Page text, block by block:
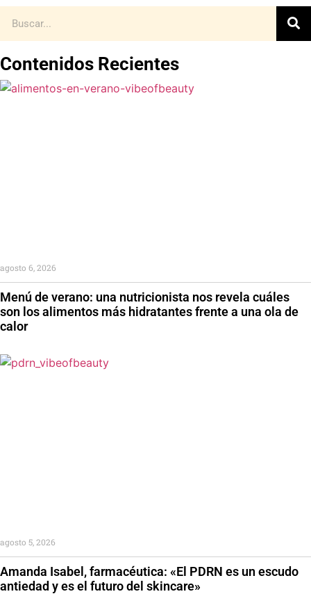
Contenidos Recientes
Menú de verano: una nutricionista nos revela cuáles
son los alimentos más hidratantes frente a una ola de
calor
agosto 6, 2026
Amanda Isabel, farmacéutica: «El PDRN es un escudo
antiedad y es el futuro del skincare»
agosto 5, 2026